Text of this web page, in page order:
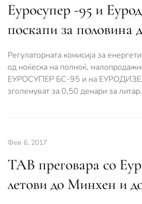
Еуросупер -95 и
поскапи за половина
Регулаторната комисија за
од ноќеска на полноќ,
ЕУРОСУПЕР БС-95 и на
зголемуват за 0,50 денари за литар.
Фев 6, 2017
ТАВ преговара со
летови до Минхен и